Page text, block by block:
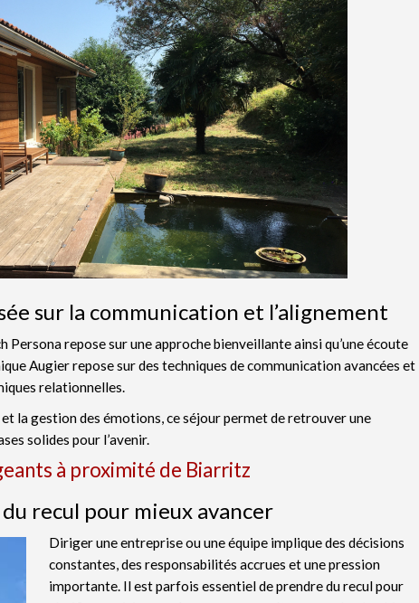
sur la communication et l’alignement
Persona repose sur une approche bienveillante ainsi qu’une écoute
Augier repose sur des techniques de communication avancées et
relationnelles.
la gestion des émotions, ce séjour permet de retrouver une
solides pour l’avenir.
à proximité de Biarritz
recul pour mieux avancer
Diriger une entreprise ou une équipe implique des décisions
constantes, des responsabilités accrues et une pression
importante. Il est parfois essentiel de prendre du recul pour